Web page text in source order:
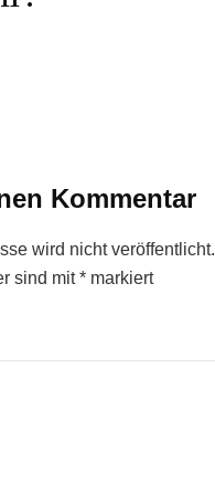
Kommentar
wird nicht veröffentlicht.
sind mit* markiert